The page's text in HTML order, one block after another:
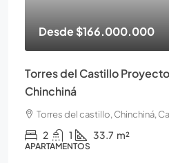
Desde$166.000.000
Torres del Castillo
Chinchiná
Torres del castillo, Chinchiná,
2 1 33.7 m²
APARTAMENTOS